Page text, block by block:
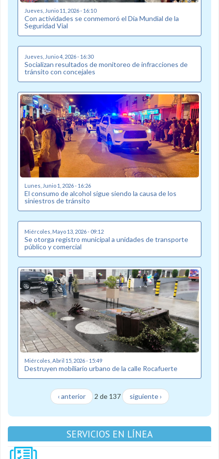
Jueves, Junio 11, 2026 - 16:10
Con actividades se conmemoró el Día Mundial de la
Seguridad Vial
Jueves, Junio 4, 2026 - 16:30
Socializan resultados de monitoreo de infracciones de
tránsito con concejales
Lunes, Junio 1, 2026 - 16:26
El consumo de alcohol sigue siendo la causa de los
siniestros de tránsito
Miércoles, Mayo 13, 2026 - 09:12
Se otorga registro municipal a unidades de transporte
público y comercial
Miércoles, Abril 15, 2026 - 15:49
Destruyen mobiliario urbano de la calle Rocafuerte
‹ anterior 2 de 137 siguiente ›
SERVICIOS EN LÍNEA